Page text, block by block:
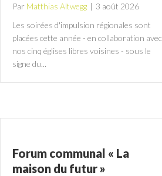
Par Matthias Altwegg | 3 août 2026
Les soirées d'impulsion régionales sont
placées cette année - en collaboration avec
nos cinq églises libres voisines - sous le
signe du...
Forum communal « La
maison du futur »